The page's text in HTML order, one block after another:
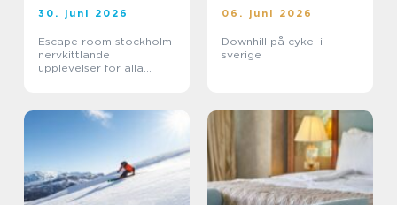
30. juni 2026
Escape room stockholm
nervkittlande
upplevelser för alla
06. juni 2026
Downhill på cykel i
sverige